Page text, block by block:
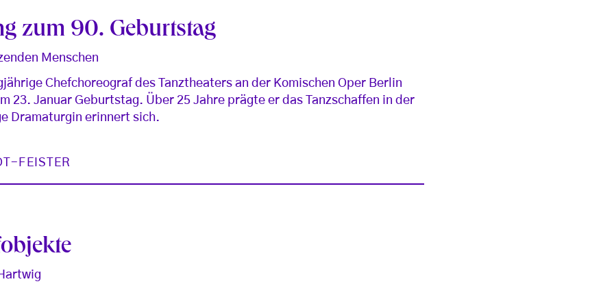
zum 90. Geburtstag
Menschen
Chefchoreograf des Tanztheaters an der Komischen Oper Berlin
23. Januar Geburtstag. Über 25 Jahre prägte er das Tanzschaffen in der
Dramaturgin erinnert sich.
FEISTER